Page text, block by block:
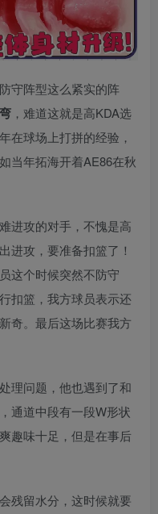
守阵型这么紧实的阵
，难道这就是高KDA选
在球场上打拼的经验，
当年拓海开着AE86在秋
进攻的对手，不愧是高
进攻，要准备扣篮了！
这个时候突然不防守
扣篮，我方球员表示还
奇。最后这场比赛我方
理问题，他也遇到了和
通道中段有一段W形状
趣味十足，但是在事后
残留水分，这时候就要